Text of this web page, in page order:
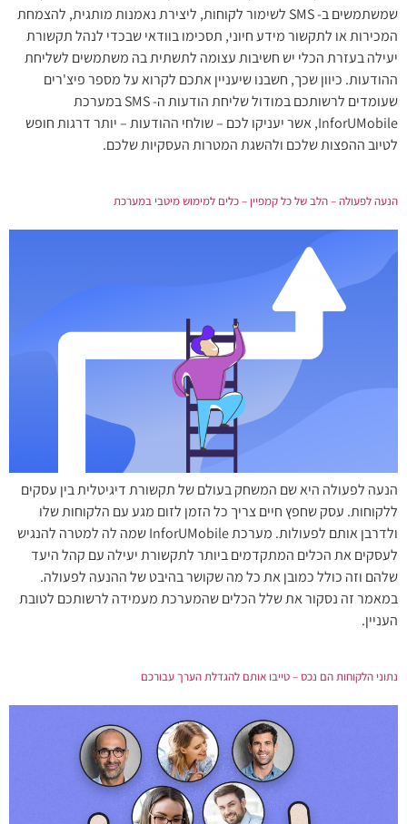
שמשתמשים ב- SMS לשימור לקוחות, ליצירת נאמנות מותגית, להצמחת
המכירות או לתקשור מידע חיוני, תסכימו בוודאי שבכדי לנהל תקשורת
יעילה בעזרת הכלי יש חשיבות עצומה לתשתית בה משתמשים לשליחת
ההודעות. כיוון שכך, חשבנו שיעניין אתכם לקרוא על מספר פיצ'רים
שעומדים לרשותכם במודול שליחת הודעות ה- SMS במערכת
InforUMobile, אשר יעניקו לכם – שולחי ההודעות – יותר דרגות חופש
לטיוב ההפצות שלכם ולהשגת המטרות העסקיות שלכם.
הנעה לפעולה – הלב של כל קמפיין – כלים למימוש מיטבי במערכת
הנעה לפעולה היא שם המשחק בעולם של תקשורת דיגיטלית בין עסקים
ללקוחות. עסק שחפץ חיים צריך כל הזמן לזום מגע עם הלקוחות שלו
ולדרבן אותם לפעולות. מערכת InforUMobile שמה לה למטרה להנגיש
לעסקים את הכלים המתקדמים ביותר לתקשורת יעילה עם קהל היעד
שלהם וזה כולל כמובן את כל מה שקושר בהיבט של ההנעה לפעולה.
במאמר זה נסקור את שלל הכלים שהמערכת מעמידה לרשותכם לטובת
העניין.
נתוני הלקוחות הם נכס – טייבו אותם להגדלת הערך עבורכם